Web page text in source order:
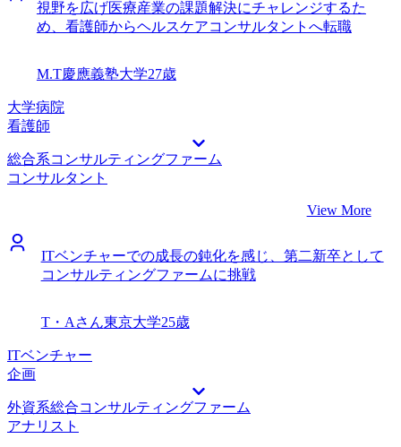
視野を広げ医療産業の課題解決にチャレンジするた
め、看護師からヘルスケアコンサルタントへ転職
M.T慶應義塾大学27歳
大学病院
看護師
総合系コンサルティングファーム
コンサルタント
View More
ITベンチャーでの成長の鈍化を感じ、第二新卒として
コンサルティングファームに挑戦
T・Aさん東京大学25歳
ITベンチャー
企画
外資系総合コンサルティングファーム
アナリスト